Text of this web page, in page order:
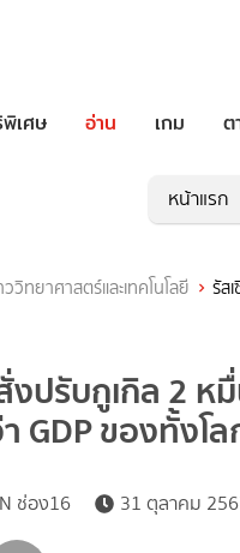
เศษ อ่าน เกม ต
หน้าแรก
ววิทยาศาสตร์และเทคโนโลยี รัส
งปรับกูเกิล 2
GDP ของทั้งโ
ช่อง16 31 ตุลาคม